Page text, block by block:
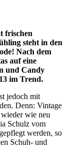
frischen
steht in den
Nach dem
auf eine
und Candy
im Trend.
jedoch mit
Denn: Vintage
wie neu
Schulz vom
werden, so
Schuh- und